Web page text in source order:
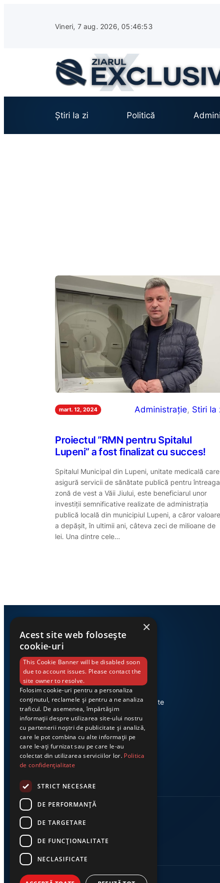
Vineri, 7 aug. 2026, 05:46:54
Știri la zi Politică
mart. 12, 2024 Administrație, Stiri la
Proiectul ”RMN pentru Spitalul
Lupeni” a fost finalizat cu succes!
Spitalul Municipal din Lupeni, unitate medicală care
asigură servicii de sănătate publică pentru întreaga
zonă de vest a Văii Jiului, este beneficiarul unor
investiții semnificative realizate de administrația
publică locală din municipiul Lupeni, a căror valoare
a depășit, în ultimii ani, câteva zeci de milioane de
lei. Una dintre cele…
Știri din Valea Jiului, prezentate
corect și la timp. Ziarul Exclusiv te
conectează zi de zi la cele mai
importante evenimente din
regiune.
×
Acest site web folosește
cookie-uri
This Cookie Banner will be disabled soon
due to account issues. Please contact the
site owner to resolve.
Folosim cookie-uri pentru a personaliza
conținutul, reclamele și pentru a ne analiza
traficul. De asemenea, împărtășim
informații despre utilizarea site-ului nostru
cu partenerii noștri de publicitate și analiză,
care le pot combina cu alte informații pe
care le-ați furnizat sau pe care le-au
colectat din utilizarea serviciilor lor. Politica
de confidențialitate
STRICT NECESARE
DE PERFORMANȚĂ
DE TARGETARE
DE FUNCŢIONALITATE
NECLASIFICATE